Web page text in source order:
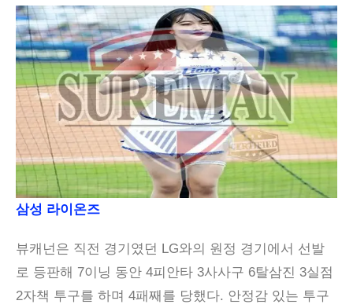
삼성 라이온즈
뷰캐넌은 직전 경기였던 LG와의 원정 경기에서 선발
로 등판해 7이닝 동안 4피안타 3사사구 6탈삼진 3실점
2자책 투구를 하며 4패째를 당했다. 안정감 있는 투구